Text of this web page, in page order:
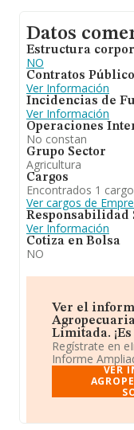
Datos
Estructura
NO
Contratos
Ver Información
Incidencias de
Ver Información
Operaciones
No constan
Grupo Sector
Agricultura
Cargos
Encontrados 1
Ver cargos de
Ver Información
Cotiza en Bolsa
NO
Ver el
Limitada.
Regístrate en
Informe
VER